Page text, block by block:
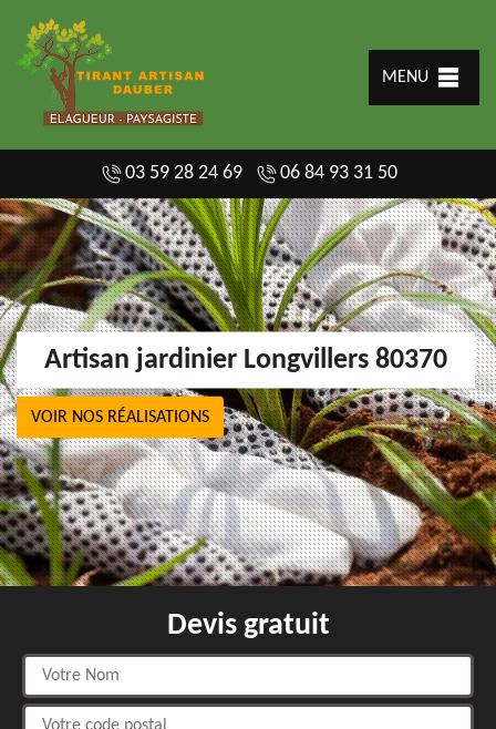
MENU
03 59 28 24 69 06 84 93 31 50
Artisan jardinier Longvillers 80370
VOIR NOS RÉALISATIONS
Devis gratuit